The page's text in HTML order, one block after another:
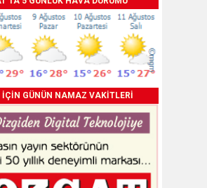
İÇİN GÜNÜN NAMAZ VAKİTLERİ